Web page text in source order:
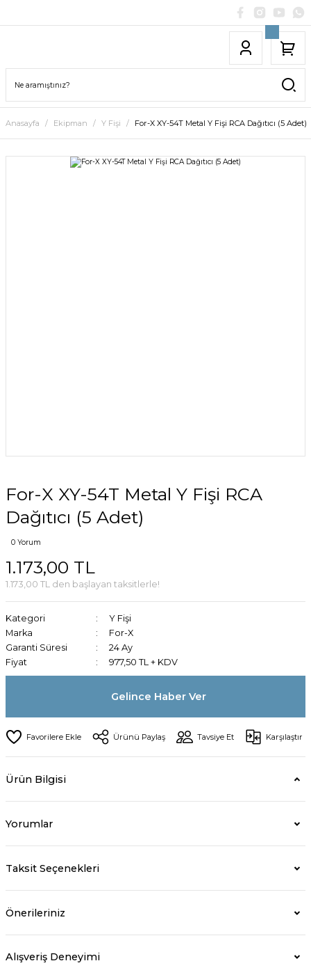
Anasayfa Ekipman Y Fişi For-X XY-54T Metal Y Fişi RCA Dağıtıcı (5 Adet)
For-X XY-54T Metal Y Fişi RCA
Dağıtıcı (5 Adet)
0 Yorum
1.173,00 TL
1.173,00 TL den başlayan taksitlerle!
Kategori
Y Fişi
Marka
For-X
Garanti Süresi
24 Ay
Fiyat
977,50 TL + KDV
Gelince Haber Ver
Ürünü Paylaş Tavsiye Et Karşılaştır
Ürün Bilgisi
Yorumlar
Taksit Seçenekleri
Önerileriniz
Alışveriş Deneyimi